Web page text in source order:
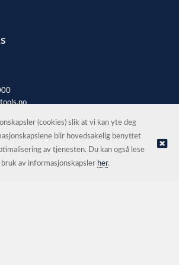
As |Nettbutikk levert av Kréatif
(cookies) slik at vi kan yte deg
blir hovedsakelig benyttet
av tjenesten. Du kan også lese
av informasjonskapsler her.